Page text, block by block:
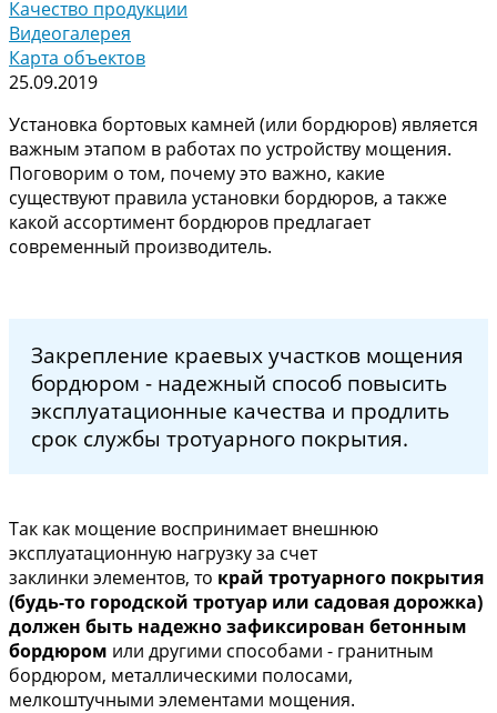
Качество продукции
Видеогалерея
Карта объектов
25.09.2019
Установка бортовых камней (или бордюров) является
важным этапом в работах по устройству мощения.
Поговорим о том, почему это важно, какие
существуют правила установки бордюров, а также
какой ассортимент бордюров предлагает
современный производитель.
Закрепление краевых участков мощения
бордюром - надежный способ повысить
эксплуатационные качества и продлить
срок службы тротуарного покрытия.
Так как мощение воспринимает внешнюю
эксплуатационную нагрузку за счет
заклинки элементов, то край тротуарного покрытия
(будь-то городской тротуар или садовая дорожка)
должен быть надежно зафиксирован бетонным
бордюром или другими способами - гранитным
бордюром, металлическими полосами,
мелкоштучными элементами мощения.